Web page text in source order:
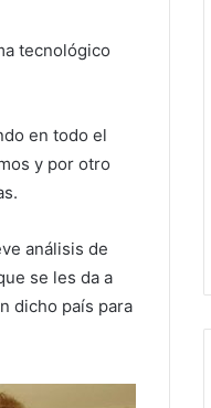
tecnológico
en todo el
y por otro
análisis de
se les da a
dicho país para